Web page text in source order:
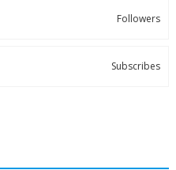
Followers
Subscribes